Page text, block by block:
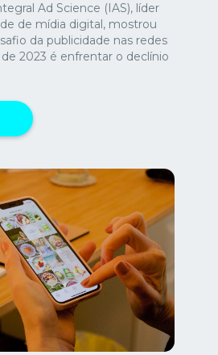
Ad Science (IAS), líder
de mídia digital, mostrou
da publicidade nas redes
de 2023 é enfrentar o declínio